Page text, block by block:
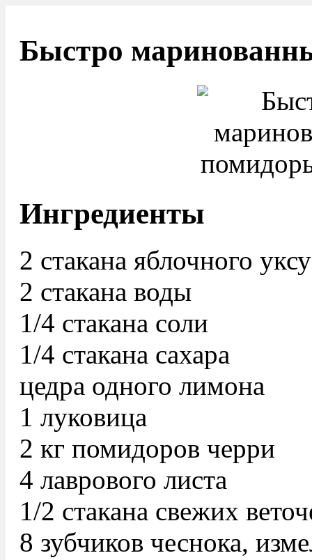
Быстро
Ингредиенты
2 стакана яблочного
2 стакана воды
1/4 стакана соли
1/4 стакана сахара
цедра одного лимона
1 луковица
2 кг помидоров черри
4 лаврового листа
1/2 стакана свежих
8 зубчиков чеснока,